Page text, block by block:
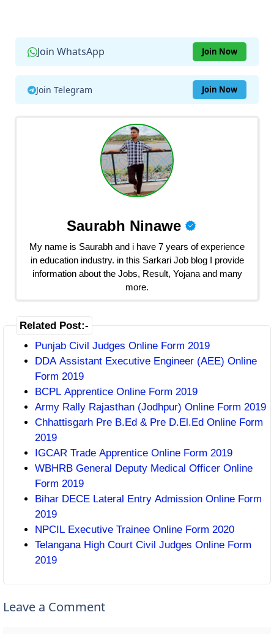
Join WhatsApp Join Now
Join Telegram Join Now
Saurabh Ninawe
My name is Saurabh and i have 7 years of experience
in education industry. in this Sarkari Job blog I provide
information about the Jobs, Result, Yojana and many
more.
Related Post:-
Punjab Civil Judges Online Form 2019
DDA Assistant Executive Engineer (AEE) Online
Form 2019
BCPL Apprentice Online Form 2019
Army Rally Rajasthan (Jodhpur) Online Form 2019
Chhattisgarh Pre B.Ed & Pre D.El.Ed Online Form
2019
IGCAR Trade Apprentice Online Form 2019
WBHRB General Deputy Medical Officer Online
Form 2019
Bihar DECE Lateral Entry Admission Online Form
2019
NPCIL Executive Trainee Online Form 2020
Telangana High Court Civil Judges Online Form
2019
Leave a Comment